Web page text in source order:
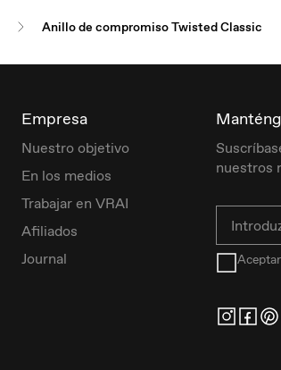
Anillo de compromiso Twisted Classic
Empresa
Nuestro objetivo
En los medios
Trabajar en VRAI
Afiliados
Journal
nuestros